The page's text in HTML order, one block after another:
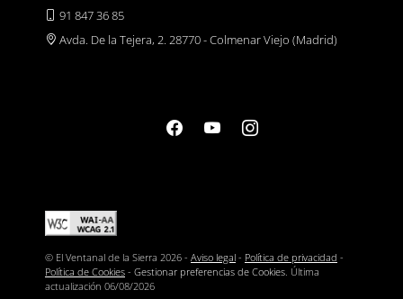
91 847 36 85
Avda. De la Tejera, 2. 28770 - Colmenar Viejo (Madrid)
© El Ventanal de la Sierra 2026 - Aviso legal - Política de privacidad -
Política de Cookies - Gestionar preferencias de Cookies. Última
actualización 06/08/2026